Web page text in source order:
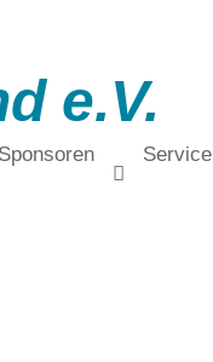
e.V.
Sponsoren Service